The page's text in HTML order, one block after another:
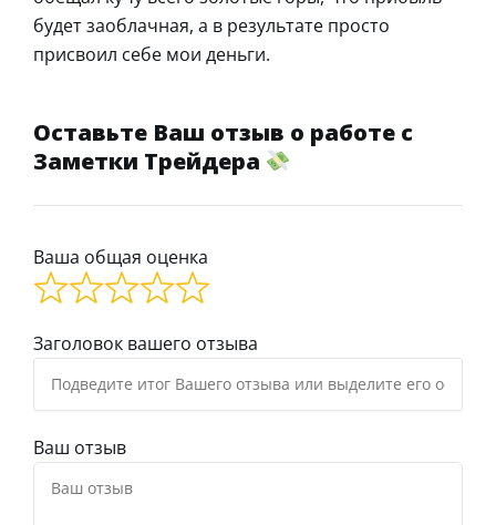
будет заоблачная, а в результате просто
присвоил себе мои деньги.
Оставьте Ваш отзыв о работе с
Заметки Трейдера
Ваша общая оценка
Заголовок вашего отзыва
Ваш отзыв